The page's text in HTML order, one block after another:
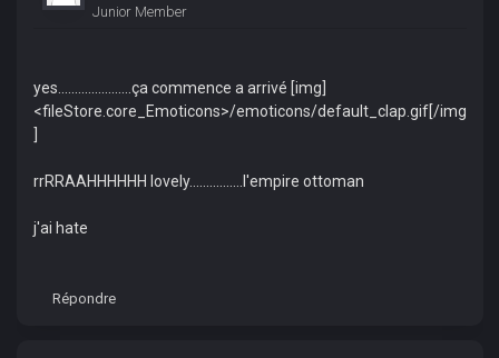
Junior Member
yes......................ça commence a arrivé [img]
<fileStore.core_Emoticons>/emoticons/default_clap.gif[/img
rrRRAAHHHHHH lovely................l'empire ottoman
j'ai hate
Répondre